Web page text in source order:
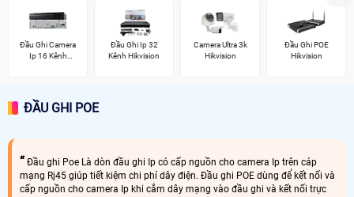
Đầu Ghi Camera
Ip 16 Kênh
Đầu Ghi Ip 32
Kênh Hikvision
Camera Ultra 3k
Hikvision
Đầu Ghi POE
Hikvision
ĐẦU GHI POE
Đầu ghi Poe Là dòn đầu ghi Ip có cấp nguồn cho camera Ip trên cáp
mạng Rj45 giúp tiết kiệm chi phí dây điện. Đầu ghi POE dùng để kết nối và
cấp nguồn cho camera Ip khi cắm dây mạng vào đầu ghi và kết nối trực